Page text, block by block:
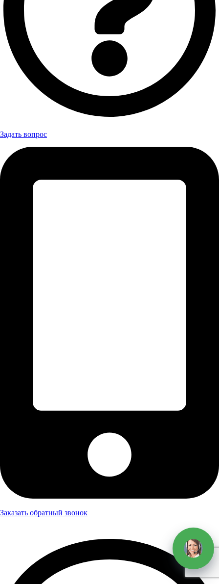
Задать вопрос
Заказать обратный звонок